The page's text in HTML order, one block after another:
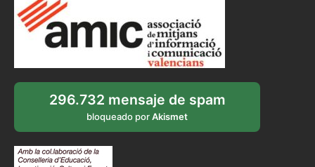
296.732 mensaje de spam
bloqueado porAkismet